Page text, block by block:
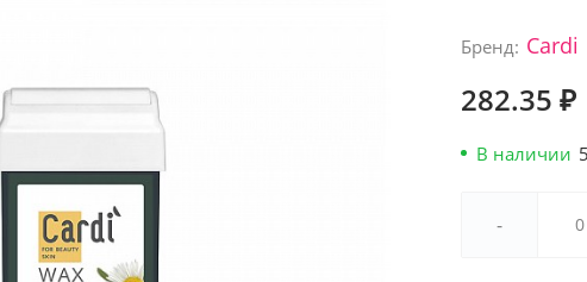
Бренд: Cardi
282.35 ₽
В наличии 5
-